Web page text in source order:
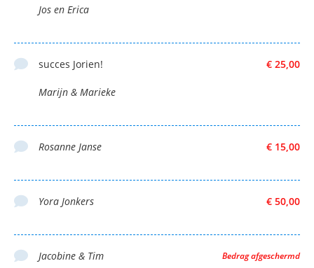
Jos en Erica
€ 25,00
succes Jorien!
Marijn & Marieke
€ 15,00
Rosanne Janse
€ 50,00
Yora Jonkers
Bedrag afgeschermd
Jacobine & Tim